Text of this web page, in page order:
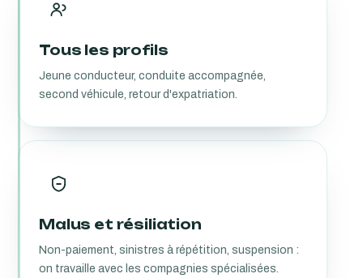
Tous les profils
Jeune conducteur, conduite accompagnée,
second véhicule, retour d'expatriation.
Malus et résiliation
Non-paiement, sinistres à répétition, suspension :
on travaille avec les compagnies spécialisées.